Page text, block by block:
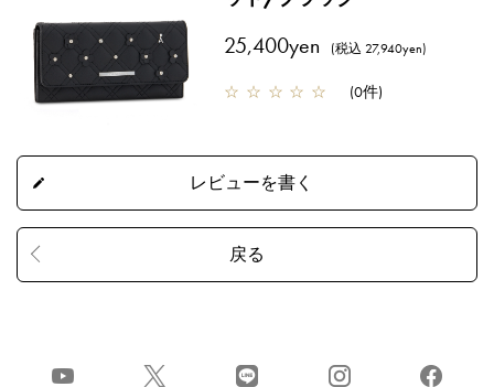
25,400yen (税込 27,940yen)
☆ ☆ ☆ ☆ ☆ (0件)